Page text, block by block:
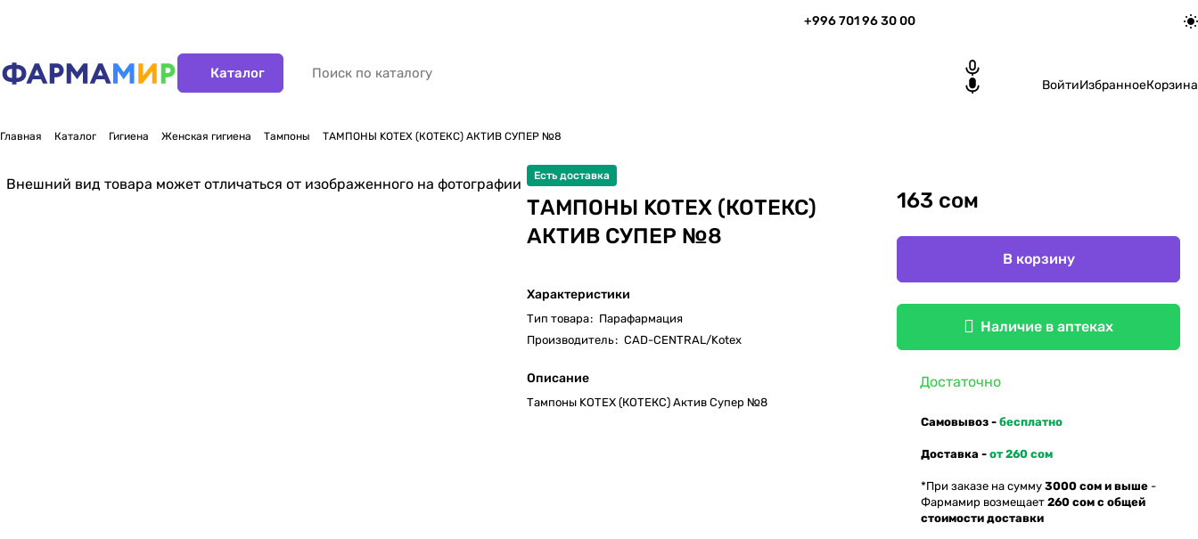
+996 701 96 30 00
Каталог
ВойтиИзбранноеКорзина
Главная Каталог Гигиена Женская гигиена Тампоны ТАМПОНЫ KOTEX (КОТЕКС) АКТИВ СУПЕР №8
Внешний вид товара может отличаться от изображенного на фотографии Есть доставка
ТАМПОНЫ KOTEX (КОТЕКС)
АКТИВ СУПЕР №8
Характеристики
Тип товара: Парафармация
Производитель: CAD-CENTRAL/Kotex
Описание
Тампоны KOTEX (КОТЕКС) Актив Супер №8
163 сом
В корзину
Наличие в аптеках
Достаточно
Самовывоз - бесплатно
Доставка - от 260 сом
*При заказе на сумму 3000 сом и выше -
Фармамир возмещает 260 сом с общей
стоимости доставки